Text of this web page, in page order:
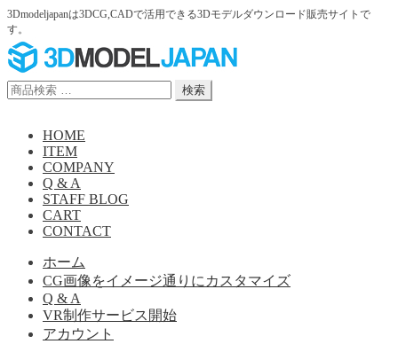
3Dmodeljapanは3DCG,CADで活用できる3Dモデルダウンロード販売サイトで
す。
ナ
ビ
ゲ
ー
コ
ン
テ
ン
検
検索
HOME
ITEM
COMPANY
Q & A
STAFF BLOG
CART
CONTACT
ホーム
CG画像をイメージ通りにカスタマイズ
Q & A
VR制作サービス開始
アカウント